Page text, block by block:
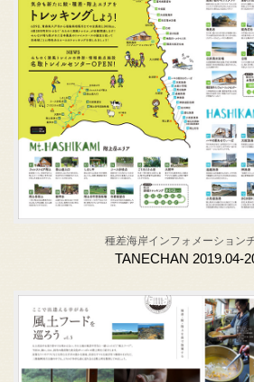
種差海岸インフォメーション
TANECHAN 2019.04-